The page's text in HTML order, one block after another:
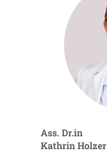
Ass. Dr.in
Kathrin Holzer